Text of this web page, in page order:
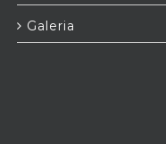
Galeria